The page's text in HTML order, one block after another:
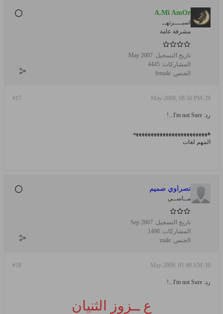
A.Mi AmOr
اسيــــرتهــ
مشرفة عامة
تاريخ التسجيل: May 2007
المشاركات: 4445
الجنس: female
#17 29-May-2008, 08:50 PM
رد: I'm not Sure...!
هههههههههههههههههههههههههه
المهم لغات
نصراوي صميم
مــاســي
تاريخ التسجيل: Sep 2007
المشاركات: 1490
الجنس: male
#18 30-May-2008, 01:40 AM
رد: I'm not Sure...!
ع ــزوز الثنيان